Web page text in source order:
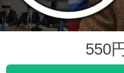
550円